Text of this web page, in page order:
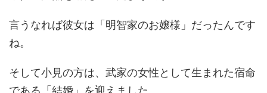
言うなれば彼女は「明智家のお嬢様」だったんです
ね。
そして小見の方は、武家の女性として生まれた宿命
である「結婚」を迎えました。